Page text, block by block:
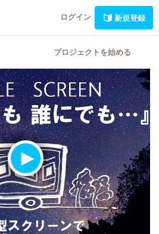
ログイン 新規登録
プロジェクトを始める